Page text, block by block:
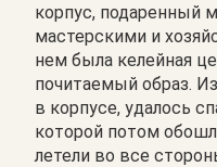
корпус, подаренный
мастерскими и
нем была келейная
почитаемый образ.
в корпусе, удалось
которой потом
летели во все